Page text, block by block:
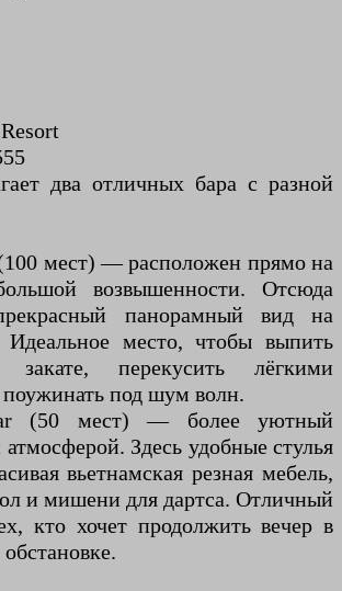
два отличных бара с разной
мест) — расположен прямо на
возвышенности. Отсюда
панорамный вид на
место, чтобы выпить
перекусить лёгкими
под шум волн.
(50 мест) — более уютный
Здесь удобные стулья
вьетнамская резная мебель,
и мишени для дартса. Отличный
кто хочет продолжить вечер в